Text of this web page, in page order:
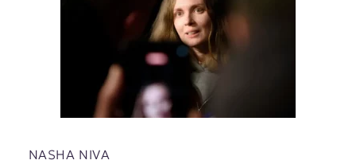
NASHA NIVA